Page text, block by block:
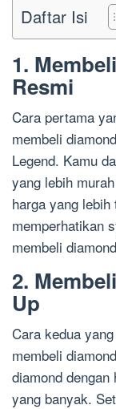
Daftar Isi
1.
Resmi
Cara pertama
membeli
Legend. Kamu
yang lebih
harga yang
memperhatikan
membeli
2.
Up
Cara kedua
membeli
diamond
yang banyak.